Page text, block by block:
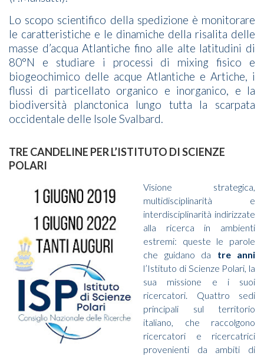
Lo scopo scientifico della spedizione è monitorare
le caratteristiche e le dinamiche della risalita delle
masse d’acqua Atlantiche fino alle alte latitudini di
80°N e studiare i processi di mixing fisico e
biogeochimico delle acque Atlantiche e Artiche, i
flussi di particellato organico e inorganico, e la
biodiversità planctonica lungo tutta la scarpata
occidentale delle Isole Svalbard.
TRE CANDELINE PER L’ISTITUTO DI SCIENZE
POLARI
Visione strategica,
multidisciplinarità e
interdisciplinarità indirizzate
alla ricerca in ambienti
estremi: queste le parole
che guidano da tre anni
l’Istituto di Scienze Polari, la
sua missione e i suoi
ricercatori. Quattro sedi
principali sul territorio
italiano, che raccolgono
ricercatori e ricercatrici
provenienti da ambiti di